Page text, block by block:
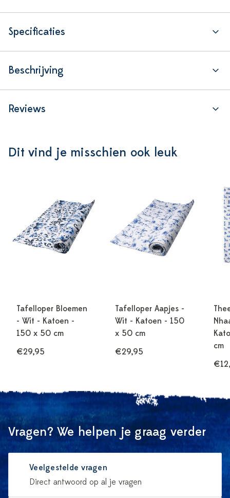
Specificaties
Beschrijving
Reviews
Dit vind je misschien ook leuk
Tafelloper Bloemen
- Wit - Katoen -
150 x 50 cm
€29,95
Tafelloper Aapjes -
Wit - Katoen - 150
x 50 cm
€29,95
cm
Vragen? We helpen je graag verder
Veelgestelde vragen
Direct antwoord op al je vragen